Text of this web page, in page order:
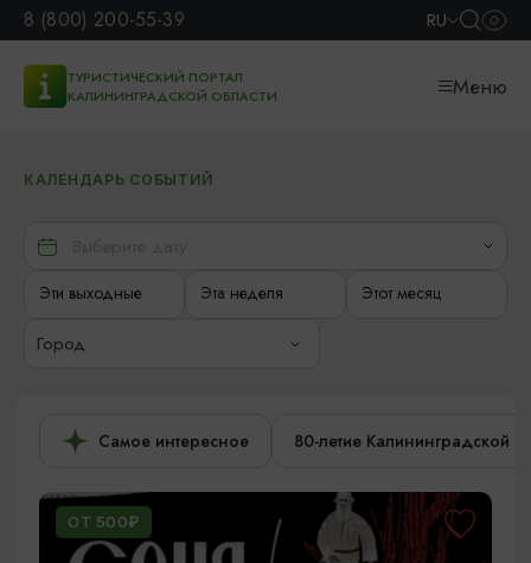
8 (800) 200-55-39 RU
ТУРИСТИЧЕСКИЙ ПОРТАЛ
КАЛИНИНГРАДСКОЙ ОБЛАСТИ
Меню
КАЛЕНДАРЬ СОБЫТИЙ
Эти выходные Эта неделя Этот месяц
Город
Самое интересное 80-летие Калининградской
ОТ 500₽